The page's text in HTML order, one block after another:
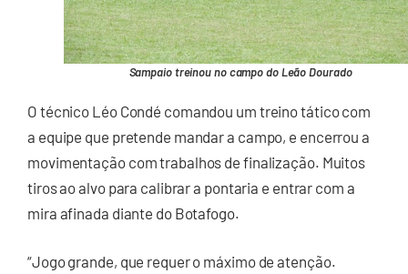
Sampaio treinou no campo do Leão Dourado
O técnico Léo Condé comandou um treino tático com
a equipe que pretende mandar a campo, e encerrou a
movimentação com trabalhos de finalização. Muitos
tiros ao alvo para calibrar a pontaria e entrar com a
mira afinada diante do Botafogo.
“Jogo grande, que requer o máximo de atenção.